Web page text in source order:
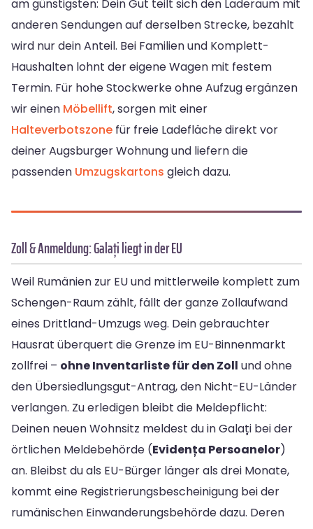
am günstigsten: Dein Gut teilt sich den Laderaum mit
anderen Sendungen auf derselben Strecke, bezahlt
wird nur dein Anteil. Bei Familien und Komplett-
Haushalten lohnt der eigene Wagen mit festem
Termin. Für hohe Stockwerke ohne Aufzug ergänzen
wir einen Möbellift, sorgen mit einer
Halteverbotszone für freie Ladefläche direkt vor
deiner Augsburger Wohnung und liefern die
passenden Umzugskartons gleich dazu.
Zoll & Anmeldung: Galați liegt in der EU
Weil Rumänien zur EU und mittlerweile komplett zum
Schengen-Raum zählt, fällt der ganze Zollaufwand
eines Drittland-Umzugs weg. Dein gebrauchter
Hausrat überquert die Grenze im EU-Binnenmarkt
zollfrei – ohne Inventarliste für den Zoll und ohne
den Übersiedlungsgut-Antrag, den Nicht-EU-Länder
verlangen. Zu erledigen bleibt die Meldepflicht:
Deinen neuen Wohnsitz meldest du in Galați bei der
örtlichen Meldebehörde (Evidența Persoanelor)
an. Bleibst du als EU-Bürger länger als drei Monate,
kommt eine Registrierungsbescheinigung bei der
rumänischen Einwanderungsbehörde dazu. Deren